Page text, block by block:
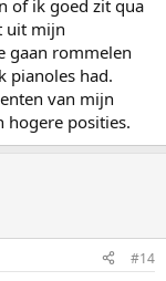
of ik goed zit qua
uit mijn
gaan rommelen
pianoles had.
van mijn
hogere posities.
#14